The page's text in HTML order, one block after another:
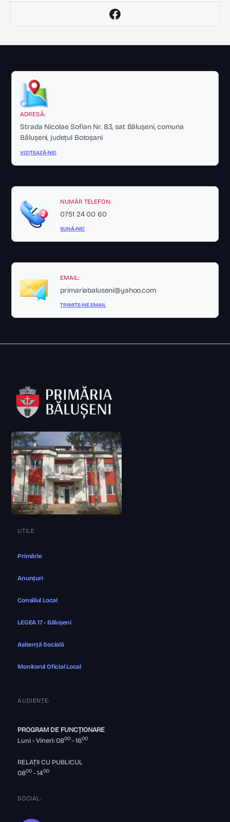
ADRESĂ:
Strada Nicolae Sofian Nr. 83, sat Bălușeni, comuna
Bălușeni, județul Botoșani
VIZITEAZĂ-NE!
NUMĂR TELEFON:
0751 24 00 60
SUNĂ-NE!
EMAIL:
primariabaluseni@yahoo.com
TRIMITE-NE EMAIL
UTILE
Primărie
Anunțuri
Consiliul Local
LEGEA 17 - Bălușeni
Asitență Socială
Monitorul Oficial Local
AUDIENȚE:
PROGRAM DE FUNCȚIONARE
Luni - Vineri: 0800 - 1600
RELAȚII CU PUBLICUL
0800 - 1400
SOCIAL: